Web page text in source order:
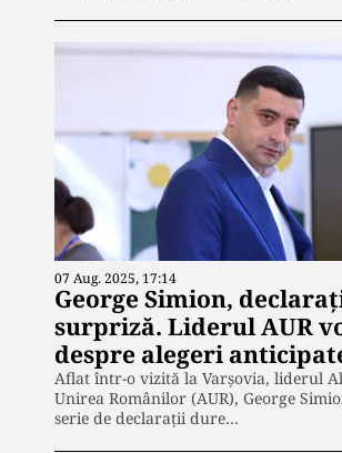
07 Aug. 2025, 17:14
George Simion,
surpriză. Liderul AUR
despre alegeri
Aflat într-o vizită la Varșovia, liderul
Unirea Românilor (AUR), George
serie de declarații dure…